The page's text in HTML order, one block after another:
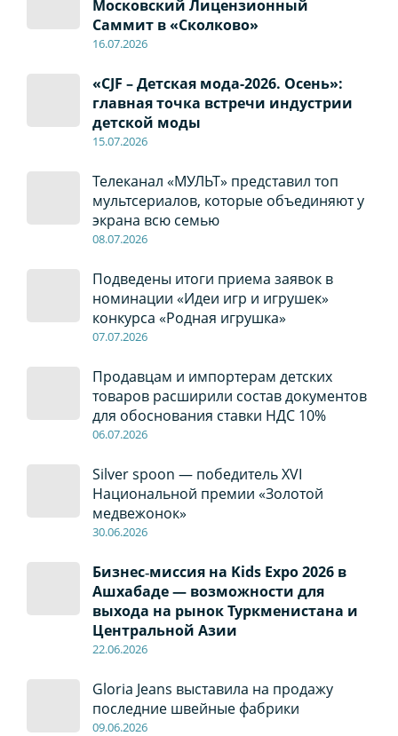
Московский Лицензионный
Саммит в «Сколково»
16.07.2026
«CJF – Детская мода-2026. Осень»:
главная точка встречи индустрии
детской моды
15.07.2026
Телеканал «МУЛЬТ» представил топ
мультсериалов, которые объединяют у
экрана всю семью
08.07.2026
Подведены итоги приема заявок в
номинации «Идеи игр и игрушек»
конкурса «Родная игрушка»
07.07.2026
Продавцам и импортерам детских
товаров расширили состав документов
для обоснования ставки НДС 10%
06.07.2026
Silver spoon — победитель XVI
Национальной премии «Золотой
медвежонок»
30.06.2026
Бизнес‑миссия на Kids Expo 2026 в
Ашхабаде — возможности для
выхода на рынок Туркменистана и
Центральной Азии
22.06.2026
Gloria Jeans выставила на продажу
последние швейные фабрики
09.06.2026